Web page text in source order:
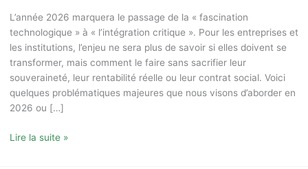
L’année 2026 marquera le passage de la « fascination
technologique » à « l’intégration critique ». Pour les entreprises et
les institutions, l’enjeu ne sera plus de savoir si elles doivent se
transformer, mais comment le faire sans sacrifier leur
souveraineté, leur rentabilité réelle ou leur contrat social. Voici
quelques problématiques majeures que nous visons d’aborder en
2026 ou […]
Lire la suite »